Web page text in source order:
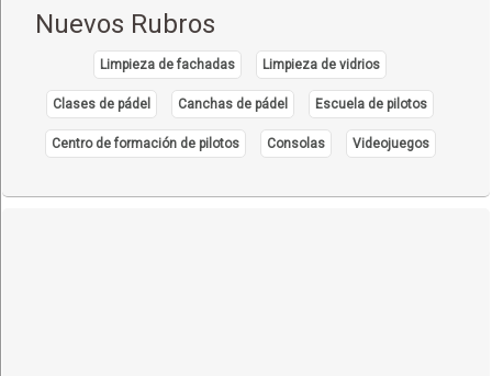
Nuevos Rubros
Limpieza de fachadas Limpieza de vidrios
Clases de pádel Canchas de pádel Escuela de pilotos
Centro de formación de pilotos Consolas Videojuegos